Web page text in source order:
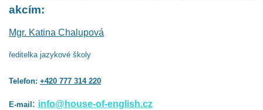
akcím:
Mgr. Katina Chalupová
ředitelka jazykové školy
Telefon: +420 777 314 220
E-mail: info@house-of-english.cz